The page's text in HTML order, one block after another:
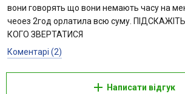
вони говорять що вони немають часу на
чеоез 2год орлатила всю суму.
КОГО ЗВЕРТАТИСЯ
Коментарі (2)
Написати відгук